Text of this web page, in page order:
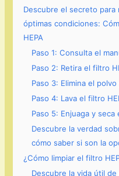
Descubre el secreto
óptimas condiciones:
HEPA
Paso 1: Consulta el
Paso 2: Retira el filtro
Paso 3: Elimina el
Paso 4: Lava el filtro
Paso 5: Enjuaga y seca
Descubre la verdad
cómo saber si son la
¿Cómo limpiar el filtro
Descubre la vida útil